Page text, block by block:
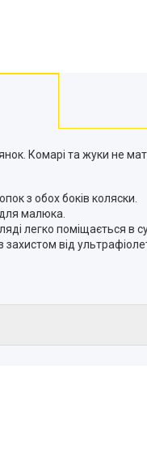
Комарі та жуки не
з обох боків коляски.
малюка.
легко поміщається в
захистом від